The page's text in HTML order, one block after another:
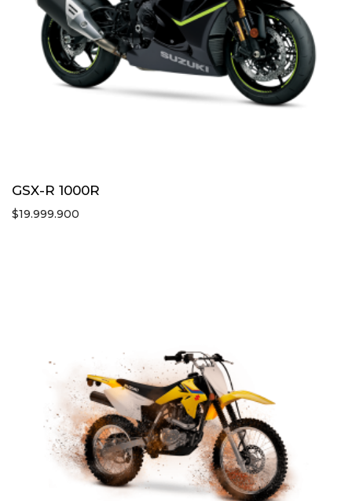
GSX-R 1000R
$19.999.900